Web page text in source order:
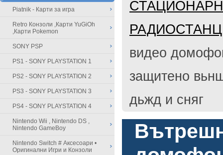
Piatnik - Карти за игра
Retro Конзоли ,Карти YuGiOh
,Карти Pokemon
SONY PSP
PS1 - SONY PLAYSTATION 1
PS2 - SONY PLAYSTATION 2
PS3 - SONY PLAYSTATION 3
PS4 - SONY PLAYSTATION 4
Nintendo Wii , Nintendo DS ,
Nintendo GameBoy
Nintendo Switch # Аксесоари •
Оригинални Игри и Конзоли
видео
защитено
дьжд и сняг